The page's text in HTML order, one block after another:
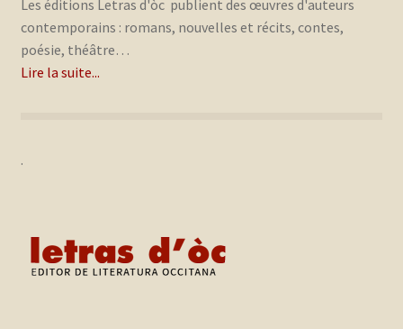
Les éditions Letras d'òc publient des œuvres d'auteurs
contemporains : romans, nouvelles et récits, contes,
poésie, théâtre…
Lire la suite...
.